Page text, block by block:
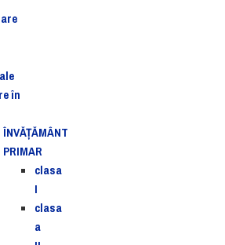
în
ÎNVĂȚĂMÂNT
PRIMAR
clasa
I
clasa
a